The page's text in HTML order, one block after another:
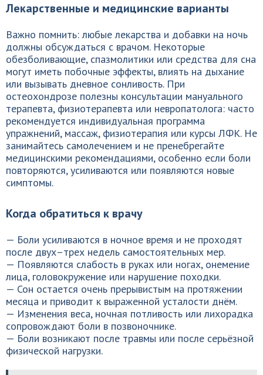
Лекарственные и медицинские варианты
Важно помнить: любые лекарства и добавки на ночь
должны обсуждаться с врачом. Некоторые
обезболивающие, спазмолитики или средства для сна
могут иметь побочные эффекты, влиять на дыхание
или вызывать дневное сонливость. При
остеохондрозе полезны консультации мануального
терапевта, физиотерапевта или невропатолога: часто
рекомендуется индивидуальная программа
упражнений, массаж, физиотерапия или курсы ЛФК. Не
занимайтесь самолечением и не пренебрегайте
медицинскими рекомендациями, особенно если боли
повторяются, усиливаются или появляются новые
симптомы.
Когда обратиться к врачу
— Боли усиливаются в ночное время и не проходят
после двух–трех недель самостоятельных мер.
— Появляются слабость в руках или ногах, онемение
лица, головокружение или нарушение походки.
— Сон остается очень прерывистым на протяжении
месяца и приводит к выраженной усталости днём.
— Изменения веса, ночная потливость или лихорадка
сопровождают боли в позвоночнике.
— Боли возникают после травмы или после серьёзной
физической нагрузки.